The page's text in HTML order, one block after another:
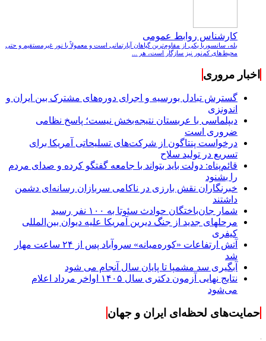
کارشناس روابط عمومی
بله، سانسوریا یکی از مقاوم‌ترین گیاهان آپارتمانی است و معمولاً با نور غیرمستقیم و حتی
محیط‌های کم‌نور نیز سازگار است، هر ...
اخبار مروری
گسترش تبادل بورسیه و اجرای دوره‌های مشترک بین ایران و
اندونزی
دیپلماسی با عربستان نتیجه‌بخش نیست؛ پاسخ نظامی
ضروری است
درخواست پنتاگون از شرکت‌های تسلیحاتی آمریکا برای
تسریع در تولید سلاح
قائم‌پناه: دولت باید بتواند با جامعه گفتگو کرده و صدای مردم
را بشنود
خبرنگاران نقش بارزی در ناکامی سربازان رسانه‌ای دشمن
داشتند
شمار جان‌باختگان حوادث سئوتا به ۱۰۰ نفر رسید
مرحله‎ای جدید از جنگ دیرین آمریکا علیه دیوان بین‌المللی
کیفری
آتش ارتفاعات «کوره‌میانه» سروآباد پس از ۲۴ ساعت مهار
شد
آبگیری سد مشمپا تا پایان سال آنجام می شود
نتایج نهایی آزمون دکتری سال ۱۴۰۵ اواخر مرداد اعلام
می‌شود
حمایت‌های لحظه‌ای ایران و جهان